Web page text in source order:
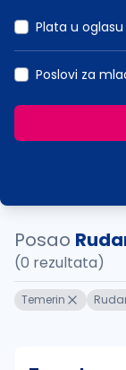
Plata u oglasu
Poslovi za
Posao
(0 rezultata)
Temerin